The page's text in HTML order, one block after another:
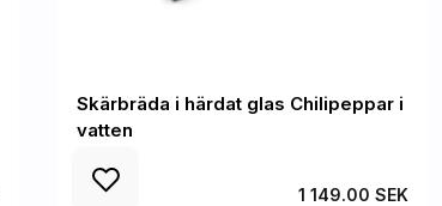
Skärbräda i härdat glas Chilipeppar i
vatten
1 149.00 SEK